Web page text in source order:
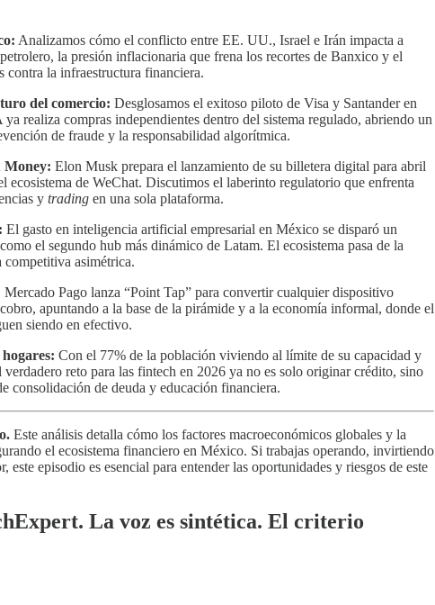
Analizamos cómo el conflicto entre EE. UU., Israel e Irán impacta a
la presión inflacionaria que frena los recortes de Banxico y el
contra la infraestructura financiera.
del comercio: Desglosamos el exitoso piloto de Visa y Santander en
realiza compras independientes dentro del sistema regulado, abriendo un
de fraude y la responsabilidad algorítmica.
Money: Elon Musk prepara el lanzamiento de su billetera digital para abril
ecosistema de WeChat. Discutimos el laberinto regulatorio que enfrenta
y trading en una sola plataforma.
El gasto en inteligencia artificial empresarial en México se disparó un
el segundo hub más dinámico de Latam. El ecosistema pasa de la
asimétrica.
Mercado Pago lanza “Point Tap” para convertir cualquier dispositivo
apuntando a la base de la pirámide y a la economía informal, donde el
siendo en efectivo.
Con el 77% de la población viviendo al límite de su capacidad y
verdadero reto para las fintech en 2026 ya no es solo originar crédito, sino
consolidación de deuda y educación financiera.
Este análisis detalla cómo los factores macroeconómicos globales y la
el ecosistema financiero en México. Si trabajas operando, invirtiendo
este episodio es esencial para entender las oportunidades y riesgos de este
La voz es sintética. El criterio